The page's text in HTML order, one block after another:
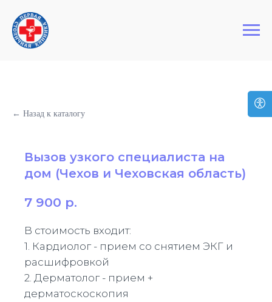
Первая Столичная Клиника
← Назад к каталогу
Вызов узкого специалиста на
дом (Чехов и Чеховская область)
7 900 р.
В стоимость входит:
1.⁠ ⁠Кардиолог - прием со снятием ЭКГ и
расшифровкой
2.⁠ ⁠⁠Дерматолог - прием +
дерматоскоскопия